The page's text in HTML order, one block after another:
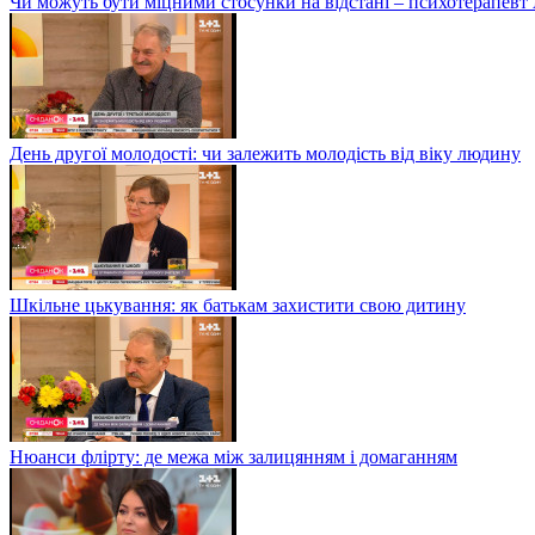
День другої молодості: чи залежить молодість від віку людину
Шкільне цькування: як батькам захистити свою дитину
Нюанси флірту: де межа між залицянням і домаганням